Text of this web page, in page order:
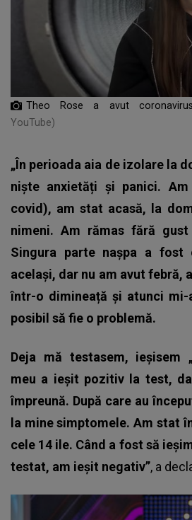
Theo Rose a avut coronavirus
YouTube)
„În perioada aia de izolare la
niște anxietăți și panici.
covid), am stat acasă, la
nimeni. Am rămas fără
Singura parte nașpa a fost
același, dar nu am avut febră,
într-o dimineață și atunci mi-
posibil să fie o problemă.
Deja mă testasem, ieșisem
meu a ieșit pozitiv la test,
împreună. După care au
la mine simptomele. Am stat
cele 14 ile. Când a fost să
testat, am ieșit negativ”, a